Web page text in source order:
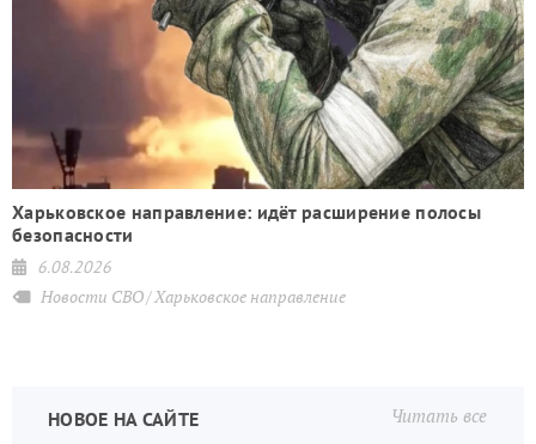
Харьковское направление: идёт расширение полосы
безопасности
6.08.2026
Новости СВО Харьковское направление
Читать все
НОВОЕ НА САЙТЕ